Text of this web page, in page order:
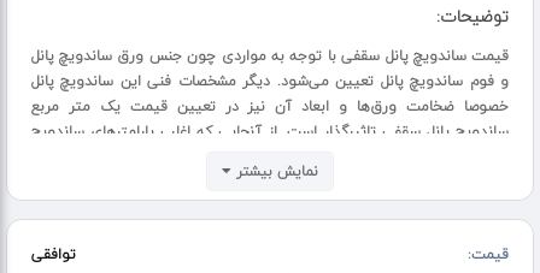
توضیحات:
قیمت ساندویچ پانل سقفی با توجه به مواردی چون جنس ورق‌ ساندویچ پانل
و فوم ساندویچ پانل تعیین می‌شود. دیگر مشخصات فنی این ساندویچ پانل
خصوصا ضخامت ورق‌ها و ابعاد آن نیز در تعیین قیمت یک متر مربع
ساندویچ پانل سقفی تاثیرگذار است. از آنجایی که اغلب پارامترهای ساندویچ
پذیر نمی‌باشد. علاوه بر این موضوع با توجه به اینکه اغلب مواد تولید
ساندویچ پانل‌ ها وارداتی هستند و نرخ ارز هر روزه در حال نوسان است، برای
طریق شماره‌های موجود در سایت با کارشناسان فروش ما در کارخانه آریا
نمایش بیشتر
قیمت: توافقی